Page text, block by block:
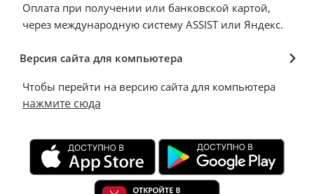
Оплата при получении или банковской картой,
через международную систему ASSIST или Яндекс.
Версия сайта для компьютера
Чтобы перейти на версию сайта для компьютера
нажмите сюда